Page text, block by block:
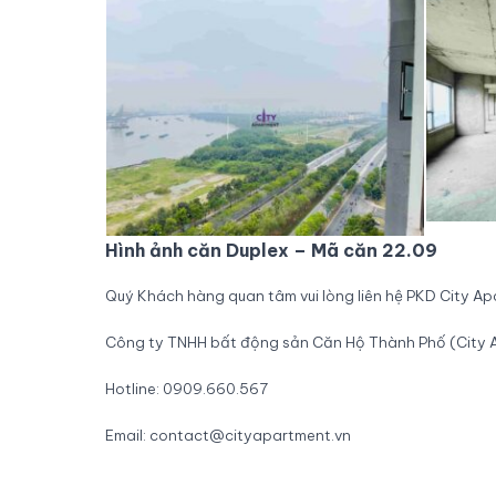
Hình ảnh căn Duplex – Mã căn 22.09
Quý Khách hàng quan tâm vui lòng liên hệ PKD City
Công ty TNHH bất động sản Căn Hộ Thành Phố (City
Hotline: 0909.660.567
Email: contact@cityapartment.vn